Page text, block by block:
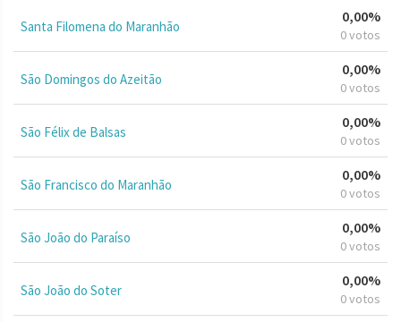
Santa Filomena do Maranhão
0,00%
0 votos
São Domingos do Azeitão
0,00%
0 votos
São Félix de Balsas
0,00%
0 votos
São Francisco do Maranhão
0,00%
0 votos
São João do Paraíso
0,00%
0 votos
São João do Soter
0,00%
0 votos